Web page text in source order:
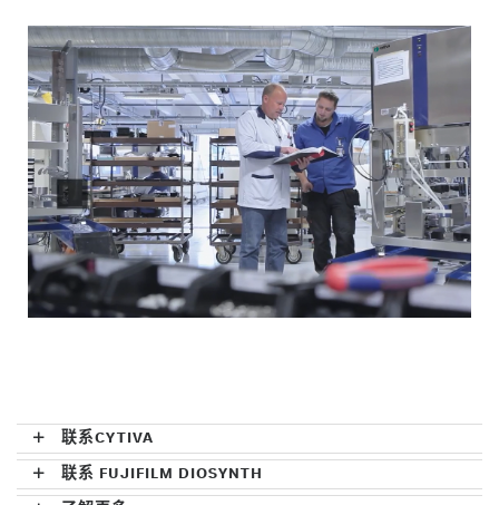
联系CYTIVA
联系 FUJIFILM DIOSYNTH